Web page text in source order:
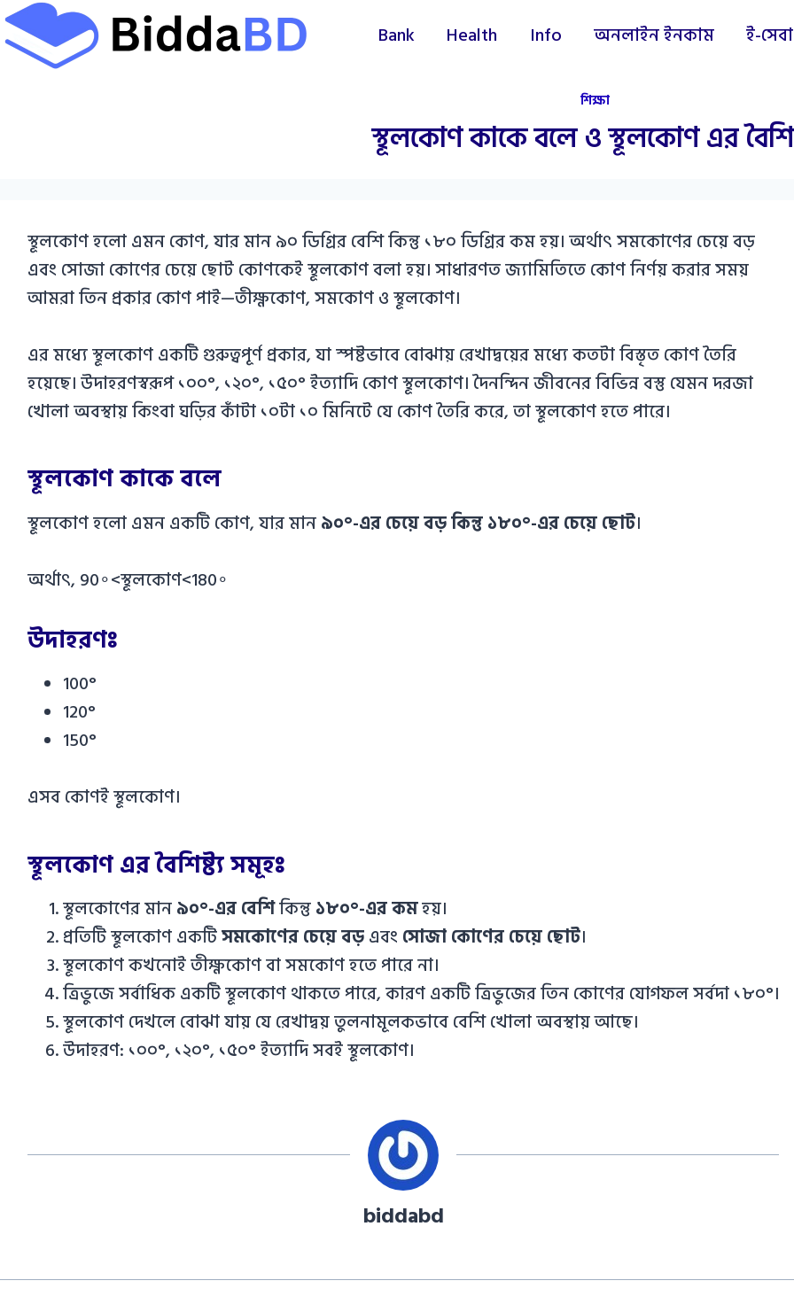
Skip
to
content
Bank Health Info অনলাইন ইনকাম ই-সেবা
শিক্ষা
স্থূলকোণ কাকে বলে ও স্থূলকোণ এর
স্থূলকোণ হলো এমন কোণ, যার মান ৯০ ডিগ্রির বেশি কিন্তু ১৮০ ডিগ্রির কম হয়। অর্থাৎ সমকোণের চেয়ে বড়
এবং সোজা কোণের চেয়ে ছোট কোণকেই স্থূলকোণ বলা হয়। সাধারণত জ্যামিতিতে কোণ নির্ণয় করার সময়
আমরা তিন প্রকার কোণ পাই—তীক্ষ্ণকোণ, সমকোণ ও স্থূলকোণ।
এর মধ্যে স্থূলকোণ একটি গুরুত্বপূর্ণ প্রকার, যা স্পষ্টভাবে বোঝায় রেখাদ্বয়ের মধ্যে কতটা বিস্তৃত কোণ তৈরি
হয়েছে। উদাহরণস্বরূপ ১০০°, ১২০°, ১৫০° ইত্যাদি কোণ স্থূলকোণ। দৈনন্দিন জীবনের বিভিন্ন বস্তু যেমন দরজা
খোলা অবস্থায় কিংবা ঘড়ির কাঁটা ১০টা ১০ মিনিটে যে কোণ তৈরি করে, তা স্থূলকোণ হতে পারে।
স্থূলকোণ কাকে বলে
স্থূলকোণ হলো এমন একটি কোণ, যার মান৯০°-এর চেয়ে বড় কিন্তু ১৮০°-এর চেয়ে ছোট।
অর্থাৎ, 90∘<স্থূলকোণ<180∘
উদাহরণঃ
100°
120°
150°
এসব কোণই স্থূলকোণ।
স্থূলকোণ এর বৈশিষ্ট্য সমূহঃ
স্থূলকোণের মান৯০°-এর বেশিকিন্তু১৮০°-এর কমহয়।
প্রতিটি স্থূলকোণ একটিসমকোণের চেয়ে বড়এবং সোজা কোণের চেয়ে ছোট।
স্থূলকোণ কখনোই তীক্ষ্ণকোণ বা সমকোণ হতে পারে না।
ত্রিভুজে সর্বাধিক একটি স্থূলকোণ থাকতে পারে, কারণ একটি ত্রিভুজের তিন কোণের যোগফল সর্বদা ১৮০°।
স্থূলকোণ দেখলে বোঝা যায় যে রেখাদ্বয় তুলনামূলকভাবে বেশি খোলা অবস্থায় আছে।
উদাহরণ: ১০০°, ১২০°, ১৫০° ইত্যাদি সবই স্থূলকোণ।
biddabd